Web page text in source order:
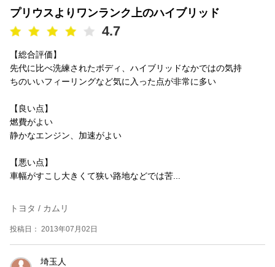
プリウスよりワンランク上のハイブリッド
4.7
【総合評価】
先代に比べ洗練されたボディ、ハイブリッドなかではの気持
ちのいいフィーリングなど気に入った点が非常に多い
【良い点】
燃費がよい
静かなエンジン、加速がよい
【悪い点】
車幅がすこし大きくて狭い路地などでは苦...
トヨタ / カムリ
投稿日： 2013年07月02日
埼玉人